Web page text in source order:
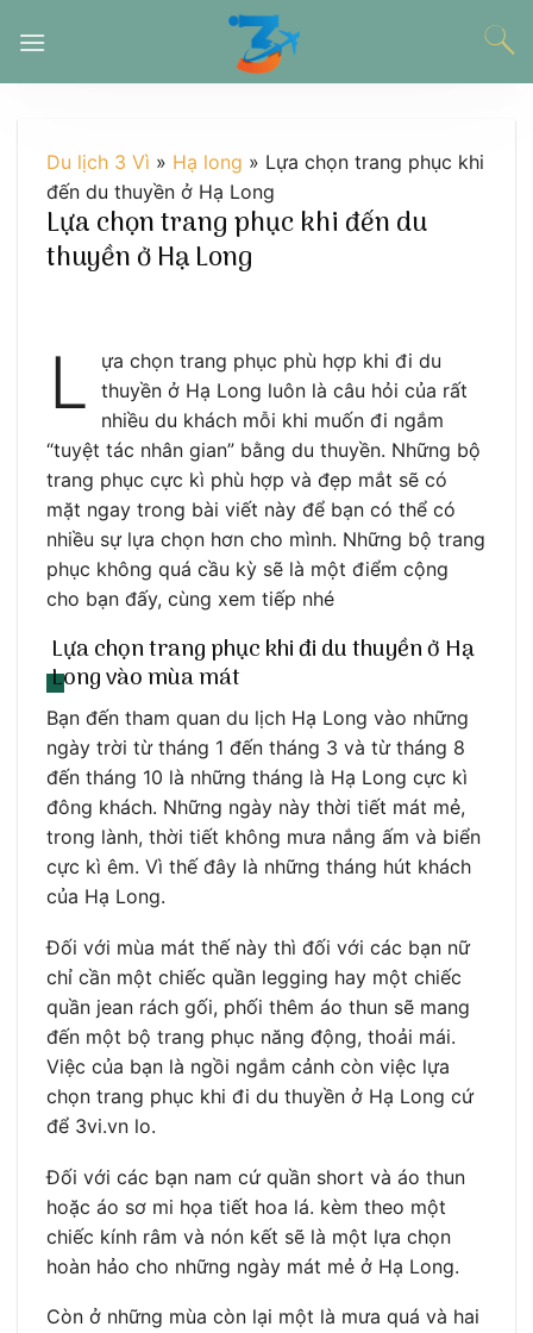
đến
Du lịch 3 Vì » Hạ long » Lựa chọn trang phục khi
đến du thuyền ở Hạ Long
Lựa chọn trang phục khi đến du
thuyền ở Hạ Long
L
ựa chọn trang phục phù hợp khi đi du
thuyền ở Hạ Long luôn là câu hỏi của rất
nhiều du khách mỗi khi muốn đi ngắm
“tuyệt tác nhân gian” bằng du thuyền. Những bộ
trang phục cực kì phù hợp và đẹp mắt sẽ có
mặt ngay trong bài viết này để bạn có thể có
nhiều sự lựa chọn hơn cho mình. Những bộ trang
phục không quá cầu kỳ sẽ là một điểm cộng
cho bạn đấy, cùng xem tiếp nhé
Lựa chọn trang phục khi đi du thuyền ở Hạ
Long vào mùa mát
Bạn đến tham quan du lịch Hạ Long vào những
ngày trời từ tháng 1 đến tháng 3 và từ tháng 8
đến tháng 10 là những tháng là Hạ Long cực kì
đông khách. Những ngày này thời tiết mát mẻ,
trong lành, thời tiết không mưa nắng ấm và biển
cực kì êm. Vì thế đây là những tháng hút khách
của Hạ Long.
Đối với mùa mát thế này thì đối với các bạn nữ
chỉ cần một chiếc quần legging hay một chiếc
quần jean rách gối, phối thêm áo thun sẽ mang
đến một bộ trang phục năng động, thoải mái.
Việc của bạn là ngồi ngắm cảnh còn việc lựa
chọn trang phục khi đi du thuyền ở Hạ Long cứ
để 3vi.vn lo.
Đối với các bạn nam cứ quần short và áo thun
hoặc áo sơ mi họa tiết hoa lá. kèm theo một
chiếc kính râm và nón kết sẽ là một lựa chọn
hoàn hảo cho những ngày mát mẻ ở Hạ Long.
Còn ở những mùa còn lại một là mưa quá và hai